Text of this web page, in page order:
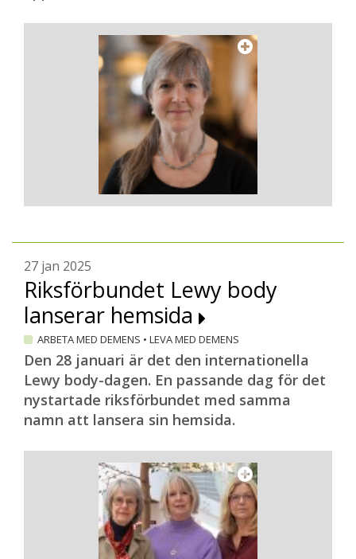
27 jan 2025
Riksförbundet Lewy body
lanserar hemsida
ARBETA MED DEMENS • LEVA MED DEMENS
Den 28 januari är det den internationella
Lewy body-dagen. En passande dag för det
nystartade riksförbundet med samma
namn att lansera sin hemsida.